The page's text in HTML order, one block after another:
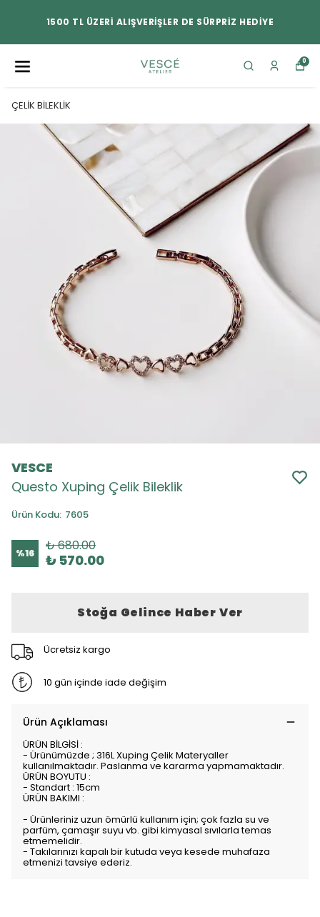
1500 TL ÜZERİ ALIŞVERİŞLER DE SÜRPRİZ HEDİYE
0
ÇELİK BİLEKLİK
VESCE
Questo Xuping Çelik Bileklik
Ürün Kodu: 7605
%16 ₺ 680.00
₺ 570.00
Stoğa Gelince Haber Ver
Ücretsiz kargo
10 gün içinde iade değişim
Ürün Açıklaması
ÜRÜN BİLGİSİ :
- Ürünümüzde ; 316L Xuping Çelik Materyaller
kullanılmaktadır. Paslanma ve kararma yapmamaktadır.
ÜRÜN BOYUTU :
- Standart : 15cm
ÜRÜN BAKIMI :
- Ürünleriniz uzun ömürlü kullanım için; çok fazla su ve
parfüm, çamaşır suyu vb. gibi kimyasal sıvılarla temas
etmemelidir.
- Takılarınızı kapalı bir kutuda veya kesede muhafaza
etmenizi tavsiye ederiz.